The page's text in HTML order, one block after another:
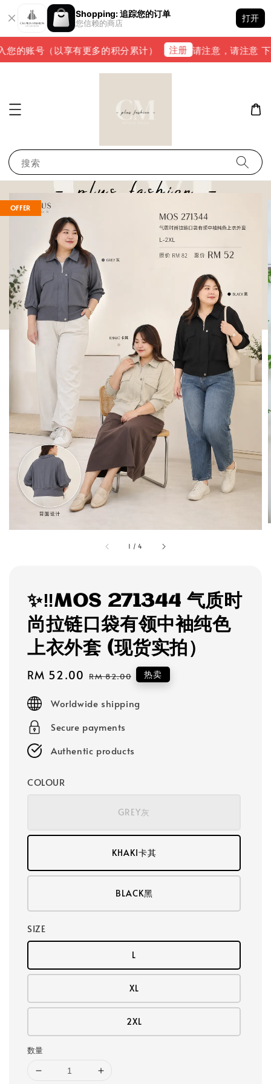
Shopping: 追踪您的订单
您信赖的商店
打开
的账号（以享有更多的积分累计） 注册 请注意，请注意 下
搜索
1 /4
OFFER
✨‼️MOS 271344 气质时
尚拉链口袋有领中袖纯色
上衣外套 (现货实拍）
Sale
RM 52.00 Regular
RM 82.00 热卖
Worldwide shipping
Secure payments
Authentic products
COLOUR
GREY灰
KHAKI卡其
BLACK黑
SIZE
L
XL
2XL
数量